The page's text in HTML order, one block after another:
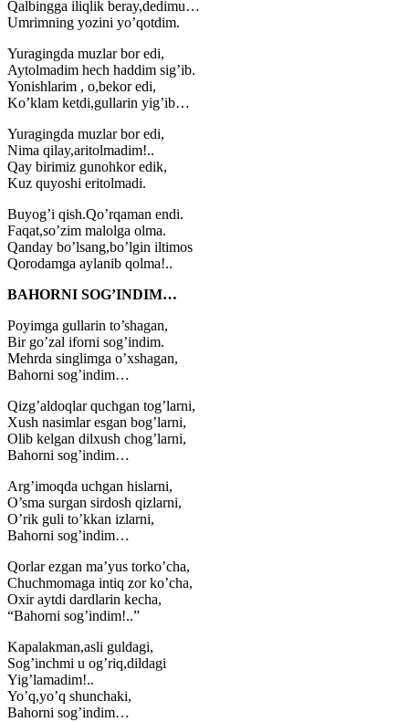
Qalbingga iliqlik beray,dedimu…
Umrimning yozini yo’qotdim.
Yuragingda muzlar bor edi,
Aytolmadim hech haddim sig’ib.
Yonishlarim , o,bekor edi,
Ko’klam ketdi,gullarin yig’ib…
Yuragingda muzlar bor edi,
Nima qilay,aritolmadim!..
Qay birimiz gunohkor edik,
Kuz quyoshi eritolmadi.
Buyog’i qish.Qo’rqaman endi.
Faqat,so’zim malolga olma.
Qanday bo’lsang,bo’lgin iltimos
Qorodamga aylanib qolma!..
BAHORNI SOG’INDIM…
Poyimga gullarin to’shagan,
Bir go’zal iforni sog’indim.
Mehrda singlimga o’xshagan,
Bahorni sog’indim…
Qizg’aldoqlar quchgan tog’larni,
Xush nasimlar esgan bog’larni,
Olib kelgan dilxush chog’larni,
Bahorni sog’indim…
Arg’imoqda uchgan hislarni,
O’sma surgan sirdosh qizlarni,
O’rik guli to’kkan izlarni,
Bahorni sog’indim…
Qorlar ezgan ma’yus torko’cha,
Chuchmomaga intiq zor ko’cha,
Oxir aytdi dardlarin kecha,
“Bahorni sog’indim!..”
Kapalakman,asli guldagi,
Sog’inchmi u og’riq,dildagi
Yig’lamadim!..
Yo’q,yo’q shunchaki,
Bahorni sog’indim…